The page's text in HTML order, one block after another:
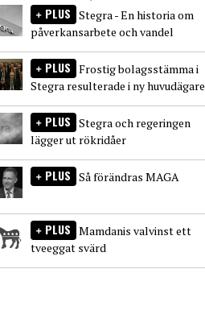
PLUS Stegra - En historia om
påverkansarbete och vandel
PLUS Frostig bolagsstämma i
Stegra resulterade i ny huvudägare
PLUS Stegra och regeringen
lägger ut rökridåer
PLUS Så förändras MAGA
PLUS Mamdanis valvinst ett
tveeggat svärd